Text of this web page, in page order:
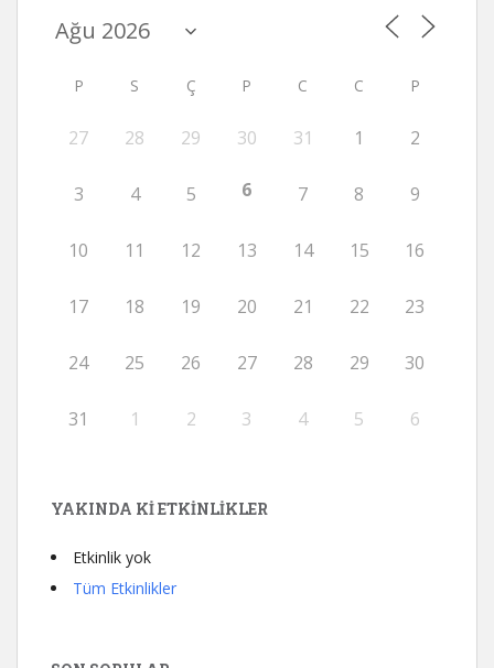
P S Ç P C C P
27 28 29 30 31 1 2
3 4 5 6 7 8 9
10 11 12 13 14 15 16
17 18 19 20 21 22 23
24 25 26 27 28 29 30
31 1 2 3 4 5 6
YAKINDA KI ETKINLIKLER
Etkinlik yok
Tüm Etkinlikler